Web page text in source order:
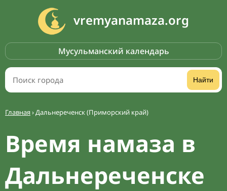
vremyanamaza.org
Мусульманский календарь
Найти
Главная›Дальнереченск (Приморский край)
Время намаза в
Дальнереченске